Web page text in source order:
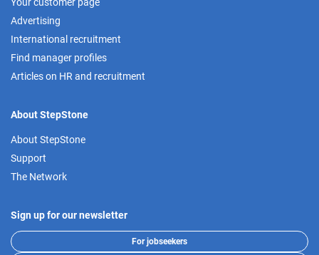
Advertising
International recruitment
Find manager profiles
Articles on HR and recruitment
About StepStone
About StepStone
Support
The Network
Sign up for our newsletter
For jobseekers